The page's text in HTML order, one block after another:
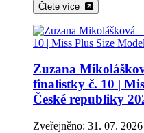
Čtete více
Zuzana
finalistky č. 10 |
České republiky
Zveřejněno: 31. 07.